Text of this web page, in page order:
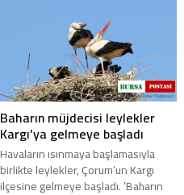
Baharın müjdecisi leylekler
Kargı’ya gelmeye başladı
Havaların ısınmaya başlamasıyla
birlikte leylekler, Çorum’un Kargı
ilçesine gelmeye başladı. ’Baharın